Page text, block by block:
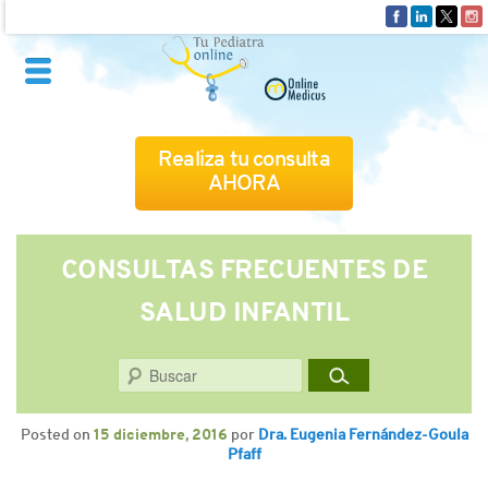
Realiza tu consulta
AHORA
QUIÉNES SOMOS
CÓMO FUNCIONA
CUADRO MÉDICO
CONSULTAS FRECUENTES
CONSULTAS FRECUENTES DE
SALUD INFANTIL
Posted on 15 diciembre, 2016 por Dra. Eugenia Fernández-Goula
Pfaff